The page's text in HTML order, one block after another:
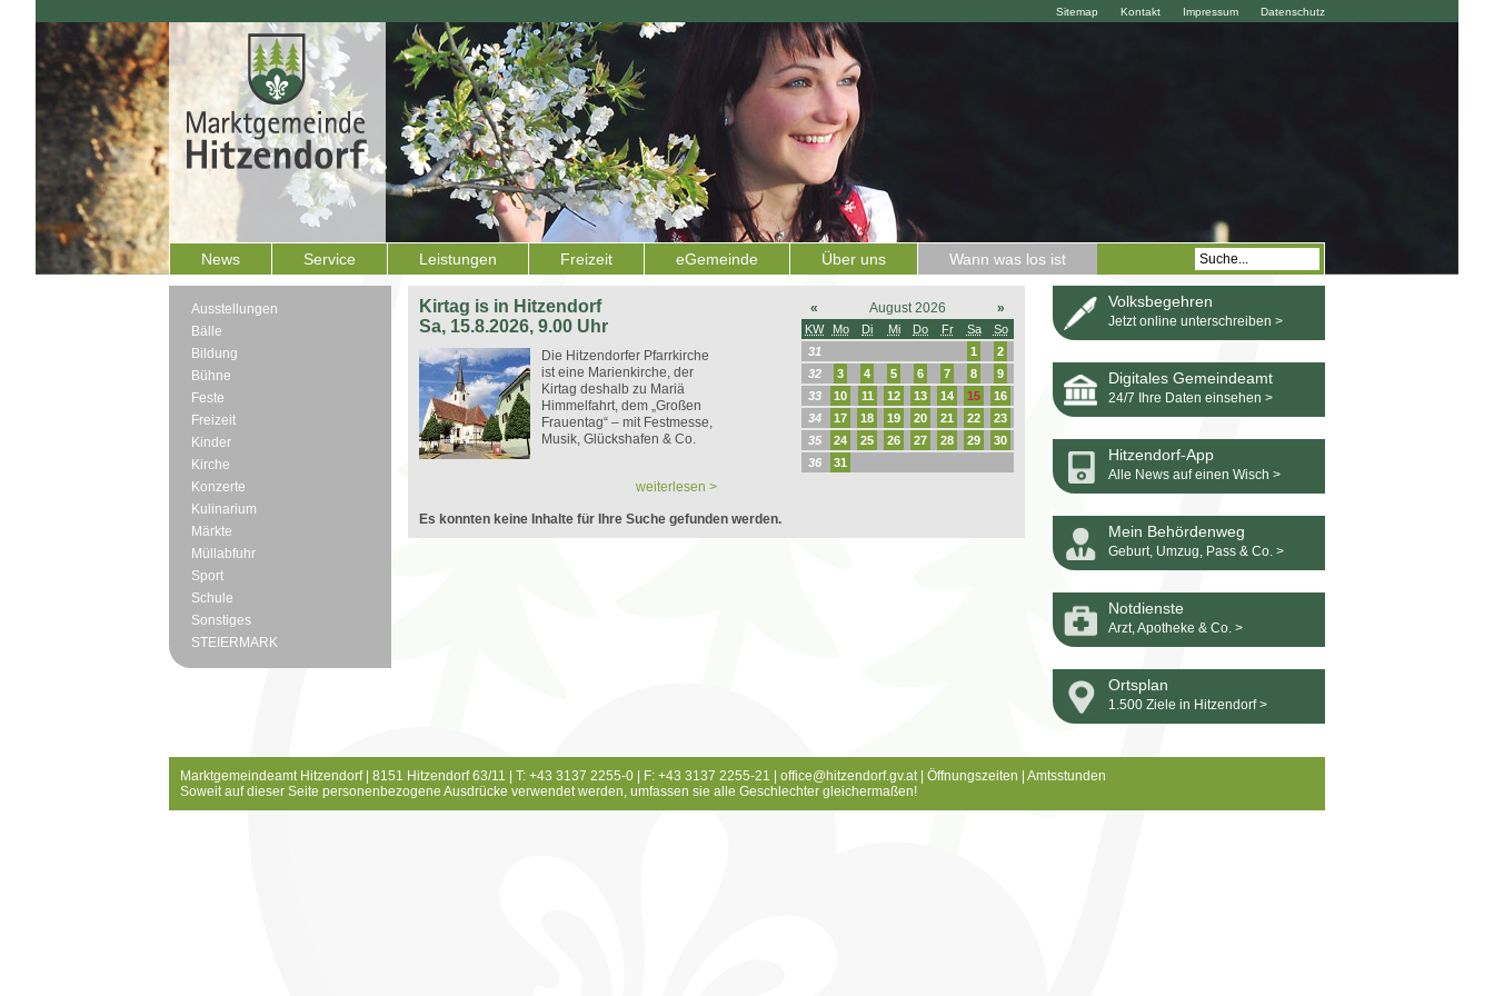
Datenschutz
Impressum
Kontakt
Sitemap
News Service Leistungen Freizeit eGemeinde Über uns Wann was los ist
Ausstellungen
Bälle
Bildung
Bühne
Feste
Freizeit
Kinder
Kirche
Konzerte
Kulinarium
Märkte
Müllabfuhr
Sport
Schule
Sonstiges
STEIERMARK
Kirtag is in Hitzendorf
Sa, 15.8.2026, 9.00 Uhr
Die Hitzendorfer Pfarrkirche
ist eine Marienkirche, der
Kirtag deshalb zu Mariä
Himmelfahrt, dem „Großen
Frauentag“ – mit Festmesse,
Musik, Glückshafen & Co.
weiterlesen >
« August 2026 »
KW Mo Di Mi Do Fr Sa
So
31
1
2
32
3 4 5 6 7 8
9
33
10 11 12 13 14 15
16
34
17 18 19 20 21 22
23
35
24 25 26 27 28 29
30
36
31
Es konnten keine Inhalte für Ihre Suche gefunden werden.
Volksbegehren
Jetzt online unterschreiben >
Digitales Gemeindeamt
24/7 Ihre Daten einsehen >
Hitzendorf-App
Alle News auf einen Wisch >
Mein Behördenweg
Geburt, Umzug, Pass & Co. >
Notdienste
Arzt, Apotheke & Co. >
Ortsplan
1.500 Ziele in Hitzendorf >
Marktgemeindeamt Hitzendorf | 8151 Hitzendorf 63/11 | T: +43 3137 2255-0 | F: +43 3137 2255-21 | office@hitzendorf.gv.at| Öffnungszeiten
Amtsstunden
Soweit auf dieser Seite personenbezogene Ausdrücke verwendet werden, umfassen sie alle Geschlechter gleichermaßen!